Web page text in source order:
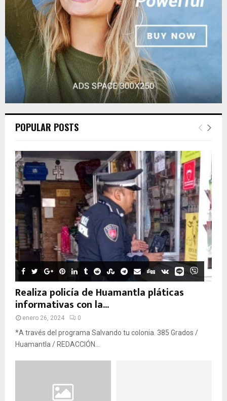
POPULAR POSTS
Realiza policía de Huamantla pláticas
informativas con la...
enero 26, 2024 0
*A través del programa Salvando tu colonia. 385 Grados /
Huamantla / REDACCIÓN...